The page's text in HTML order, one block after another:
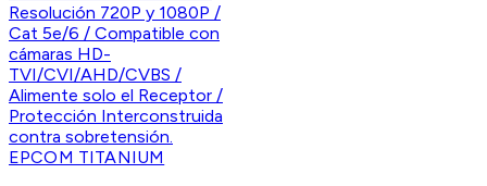
EPCOM TITANIUM